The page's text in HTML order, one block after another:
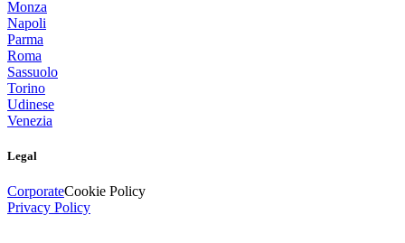
Monza
Napoli
Parma
Roma
Sassuolo
Torino
Udinese
Venezia
Legal
CorporateCookie Policy
Privacy Policy